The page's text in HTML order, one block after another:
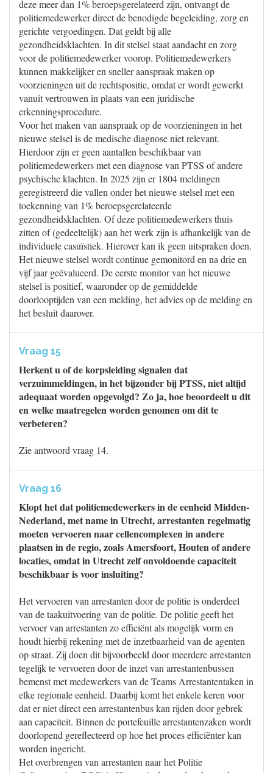
deze meer dan 1% beroepsgerelateerd zijn, ontvangt de
politiemedewerker direct de benodigde begeleiding, zorg en
gerichte vergoedingen. Dat geldt bij alle
gezondheidsklachten. In dit stelsel staat aandacht en zorg
voor de politiemedewerker voorop. Politiemedewerkers
kunnen makkelijker en sneller aanspraak maken op
voorzieningen uit de rechtspositie, omdat er wordt gewerkt
vanuit vertrouwen in plaats van een juridische
erkenningsprocedure.
Voor het maken van aanspraak op de voorzieningen in het
nieuwe stelsel is de medische diagnose niet relevant.
Hierdoor zijn er geen aantallen beschikbaar van
politiemedewerkers met een diagnose van PTSS of andere
psychische klachten. In 2025 zijn er 1804 meldingen
geregistreerd die vallen onder het nieuwe stelsel met een
toekenning van 1% beroepsgerelateerde
gezondheidsklachten. Of deze politiemedewerkers thuis
zitten of (gedeeltelijk) aan het werk zijn is afhankelijk van de
individuele casuïstiek. Hierover kan ik geen uitspraken doen.
Het nieuwe stelsel wordt continue gemonitord en na drie en
vijf jaar geëvalueerd. De eerste monitor van het nieuwe
stelsel is positief, waaronder op de gemiddelde
doorlooptijden van een melding, het advies op de melding en
het besluit daarover.
Vraag 15
Herkent u of de korpsleiding signalen dat
verzuimmeldingen, in het bijzonder bij PTSS, niet altijd
adequaat worden opgevolgd? Zo ja, hoe beoordeelt u dit
en welke maatregelen worden genomen om dit te
verbeteren?
Zie antwoord vraag 14.
Vraag 16
Klopt het dat politiemedewerkers in de eenheid Midden-
Nederland, met name in Utrecht, arrestanten regelmatig
moeten vervoeren naar cellencomplexen in andere
plaatsen in de regio, zoals Amersfoort, Houten of andere
locaties, omdat in Utrecht zelf onvoldoende capaciteit
beschikbaar is voor insluiting?
Het vervoeren van arrestanten door de politie is onderdeel
van de taakuitvoering van de politie. De politie geeft het
vervoer van arrestanten zo efficiënt als mogelijk vorm en
houdt hierbij rekening met de inzetbaarheid van de agenten
op straat. Zij doen dit bijvoorbeeld door meerdere arrestanten
tegelijk te vervoeren door de inzet van arrestantenbussen
bemenst met medewerkers van de Teams Arrestantentaken in
elke regionale eenheid. Daarbij komt het enkele keren voor
dat er niet direct een arrestantenbus kan rijden door gebrek
aan capaciteit. Binnen de portefeuille arrestantenzaken wordt
doorlopend gereflecteerd op hoe het proces efficiënter kan
worden ingericht.
Het overbrengen van arrestanten naar het Politie